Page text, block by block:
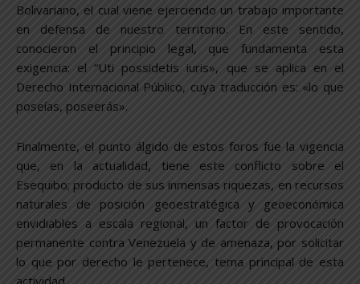
Bolivariano, el cual viene ejerciendo un trabajo importante
en defensa de nuestro territorio. En este sentido,
conocieron el principio legal, que fundamenta esta
exigencia: el “Uti possidetis iuris», que se aplica en el
Derecho Internacional Público, cuya traducción es: «lo que
poseías, poseerás».
Finalmente, el punto álgido de estos foros fue la vigencia
que, en la actualidad, tiene este conflicto sobre el
Esequibo; producto de sus inmensas riquezas, en recursos
naturales de posición geoestratégica y geoeconómica
envidiables a escala regional, un factor de provocación
permanente contra Venezuela y de amenaza, por solicitar
lo que por derecho le pertenece, tema principal de esta